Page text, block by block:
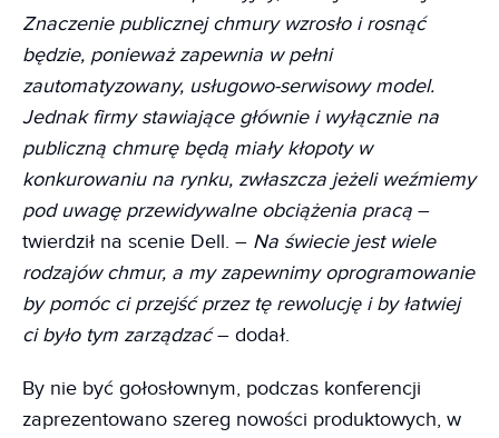
Znaczenie publicznej chmury wzrosło i rosnąć
będzie, ponieważ zapewnia w pełni
zautomatyzowany, usługowo-serwisowy model.
Jednak firmy stawiające głównie i wyłącznie na
publiczną chmurę będą miały kłopoty w
konkurowaniu na rynku, zwłaszcza jeżeli weźmiemy
pod uwagę przewidywalne obciążenia pracą –
twierdził na scenie Dell. – Na świecie jest wiele
rodzajów chmur, a my zapewnimy oprogramowanie
by pomóc ci przejść przez tę rewolucję i by łatwiej
ci było tym zarządzać– dodał.
By nie być gołosłownym, podczas konferencji
zaprezentowano szereg nowości produktowych, w